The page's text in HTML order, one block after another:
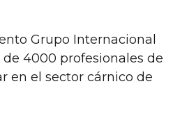
Grupo Internacional
4000 profesionales de
en el sector cárnico de